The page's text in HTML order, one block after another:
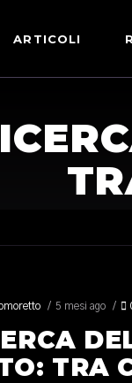
ARTICOLI
5 mesi ago
TRA